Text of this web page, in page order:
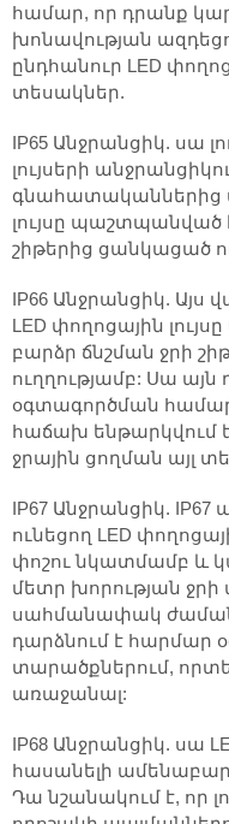
համար, որ դրանք
խոնավության
ընդհանուր LED
տեսակներ.
IP65 Անջրանցիկ. սա
լույսերի
գնահատականներից
լույսը պաշտպանված
շիթերից ցանկացած
IP66 Անջրանցիկ. Այս
LED փողոցային
բարձր ճնշման ջրի
ուղղությամբ: Սա
օգտագործման համար
հաճախ ենթարկվում
ջրային ցողման այլ
IP67 Անջրանցիկ.
ունեցող LED
փոշու նկատմամբ և
մետր խորության ջրի
սահմանափակ
դարձնում է հարմար
տարածքներում,
առաջանալ:
IP68 Անջրանցիկ. սա
հասանելի
Դա նշանակում է, որ